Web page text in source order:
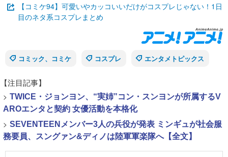
【コミケ94】可愛いやカッコいいだけがコスプレじゃない！1日
目のネタ系コスプレまとめ
コミック、コミケ コスプレ エンタメトピックス
【注目記事】
> TWICE・ジョンヨン、“実姉”コン・スンヨンが所属するV
AROエンタと契約 女優活動を本格化
> SEVENTEENメンバー3人の兵役が発表 ミンギュが社会服
務要員、スングァン&ディノは陸軍軍楽隊へ【全文】